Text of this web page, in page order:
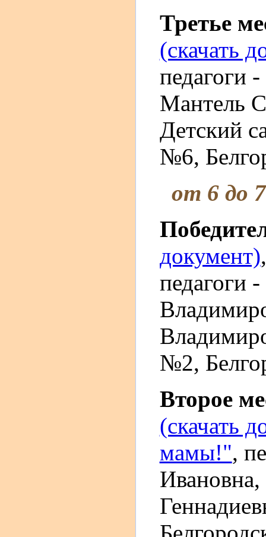
Третье
(скачать
педагоги
Мантель
Детский
№6,
от 6 до
документ)
педагоги
№2,
Второе
(скачать
мамы!",